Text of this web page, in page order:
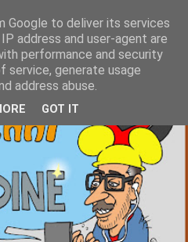
Google to deliver its services
address and user-agent are
performance and security
service, generate usage
address abuse.
GOT IT